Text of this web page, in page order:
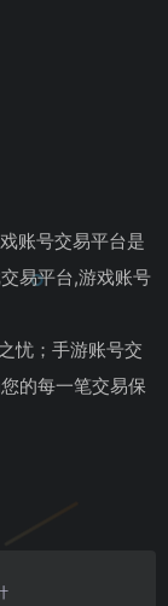
账号交易平台是
易平台,游戏账号
忧；手游账号交
的每一笔交易保